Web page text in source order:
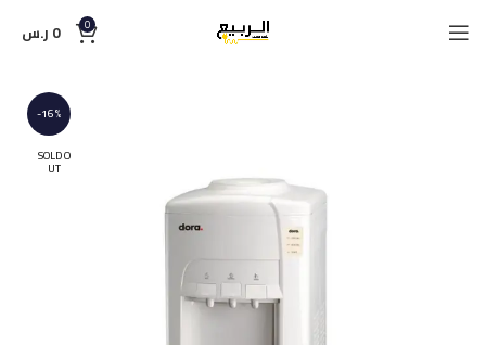
0
0 ر.س
-16%
SOLD O
UT